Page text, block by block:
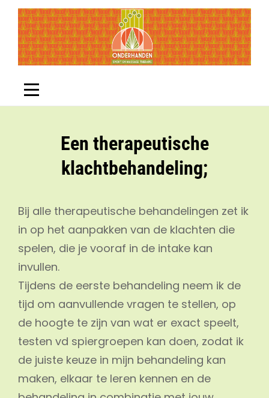
Skip
content
Een therapeutische
klachtbehandeling;
Bij alle therapeutische behandelingen zet ik
in op het aanpakken van de klachten die
spelen, die je vooraf in de intake kan
invullen.
Tijdens de eerste behandeling neem ik de
tijd om aanvullende vragen te stellen, op
de hoogte te zijn van wat er exact speelt,
testen vd spiergroepen kan doen, zodat ik
de juiste keuze in mijn behandeling kan
maken, elkaar te leren kennen en de